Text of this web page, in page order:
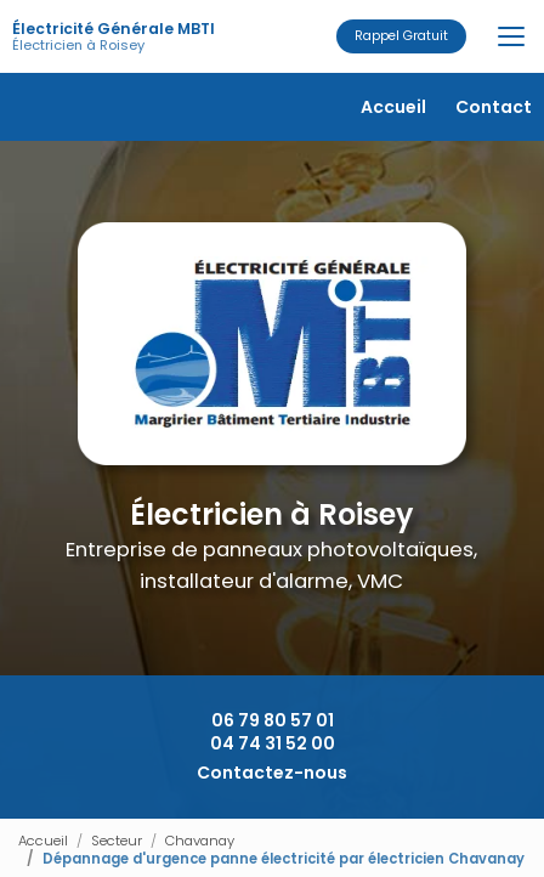
au
contenu
principal
Accueil
Contact
Électricité Générale MBTI
Électricien à Roisey Rappel Gratuit
Électricien à Roisey
Entreprise de panneaux photovoltaïques,
installateur d'alarme, VMC
06 79 80 57 01
04 74 31 52 00
Contactez-nous
Accueil Secteur
Chavanay
Dépannage d'urgence panne électricité par électricien Chavanay